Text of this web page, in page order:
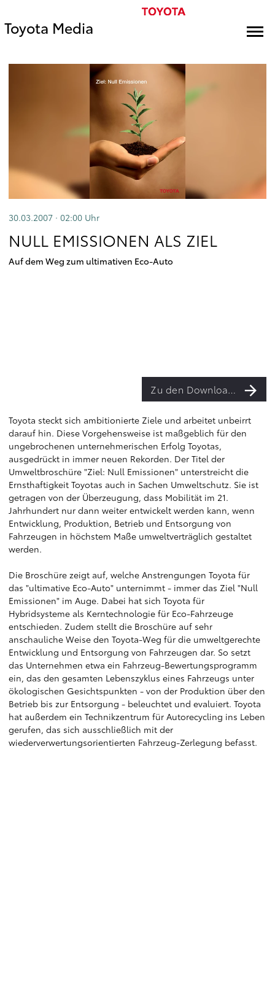
Toyota Media
30.03.2007 · 02:00 Uhr
NULL EMISSIONEN ALS ZIEL
Auf dem Weg zum ultimativen Eco-Auto
Zu den Downloads
Toyota steckt sich ambitionierte Ziele und arbeitet unbeirrt
darauf hin. Diese Vorgehensweise ist maßgeblich für den
ungebrochenen unternehmerischen Erfolg Toyotas,
ausgedrückt in immer neuen Rekorden. Der Titel der
Umweltbroschüre "Ziel: Null Emissionen" unterstreicht die
Ernsthaftigkeit Toyotas auch in Sachen Umweltschutz. Sie ist
getragen von der Überzeugung, dass Mobilität im 21.
Jahrhundert nur dann weiter entwickelt werden kann, wenn
Entwicklung, Produktion, Betrieb und Entsorgung von
Fahrzeugen in höchstem Maße umweltverträglich gestaltet
werden.
Die Broschüre zeigt auf, welche Anstrengungen Toyota für
das "ultimative Eco-Auto" unternimmt - immer das Ziel "Null
Emissionen" im Auge. Dabei hat sich Toyota für
Hybridsysteme als Kerntechnologie für Eco-Fahrzeuge
entschieden. Zudem stellt die Broschüre auf sehr
anschauliche Weise den Toyota-Weg für die umweltgerechte
Entwicklung und Entsorgung von Fahrzeugen dar. So setzt
das Unternehmen etwa ein Fahrzeug-Bewertungsprogramm
ein, das den gesamten Lebenszyklus eines Fahrzeugs unter
ökologischen Gesichtspunkten - von der Produktion über den
Betrieb bis zur Entsorgung - beleuchtet und evaluiert. Toyota
hat außerdem ein Technikzentrum für Autorecycling ins Leben
gerufen, das sich ausschließlich mit der
wiederverwertungsorientierten Fahrzeug-Zerlegung befasst.